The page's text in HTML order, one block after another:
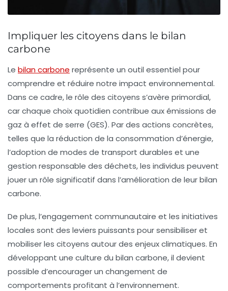
Impliquer les citoyens dans le bilan
carbone
Le bilan carbone représente un outil essentiel pour
comprendre et réduire notre impact environnemental.
Dans ce cadre, le rôle des citoyens s’avère primordial,
car chaque choix quotidien contribue auxémissions de
gaz à effet de serre (GES). Par des actions concrètes,
telles que la réduction de la consommation d’énergie,
l’adoption de modes de transport durables et une
gestion responsable des déchets, les individus peuvent
jouer un rôle significatif dans l’amélioration de leur bilan
carbone.
De plus, l’engagement communautaire et les initiatives
locales sont des leviers puissants pour sensibiliser et
mobiliser les citoyens autour des enjeux climatiques. En
développant une culture du bilan carbone, il devient
possible d’encourager un changement de
comportements profitant à l’environnement.